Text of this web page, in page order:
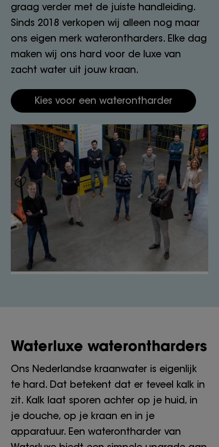
graag verder met de juiste handleiding.
Sinds 2018 verkopen wij alleen nog maar
ons eigen merk waterontharders. Elke dag
maken wij ons hard voor de luxe van
zacht water uit jouw kraan.
Kies voor een waterontharder
Waterluxe waterontharders
Ons Nederlandse kraanwater is eigenlijk
te hard. Dat betekent dat er teveel kalk in
zit. Kalk laat sporen achter op je huid, in
je douche, op je kraan en in je
apparatuur. Een waterontharder van